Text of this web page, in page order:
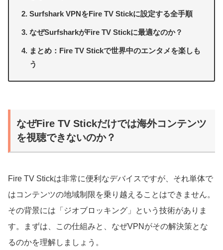
Surfshark VPNをFire TV Stickに設定する全手順
なぜSurfsharkがFire TV Stickに最適なのか？
まとめ：Fire TV Stickで世界中のエンタメを楽しも
う
なぜFire TV Stickだけでは海外コンテンツ
を視聴できないのか？
Fire TV Stickは非常に便利なデバイスですが、それ単体で
はコンテンツの地域制限を乗り越えることはできません。
その背景には「ジオブロッキング」という技術がありま
す。まずは、この仕組みと、なぜVPNがその解決策とな
るのかを理解しましょう。